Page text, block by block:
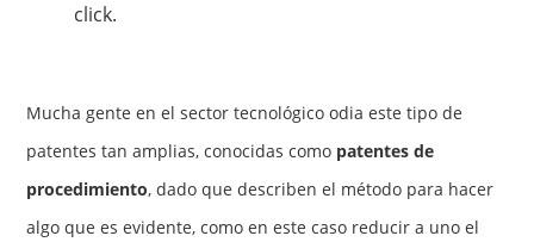
click.
Mucha gente en el sector tecnológico odia este tipo de
patentes tan amplias, conocidas como patentes de
procedimiento, dado que describen el método para hacer
algo que es evidente, como en este caso reducir a uno el